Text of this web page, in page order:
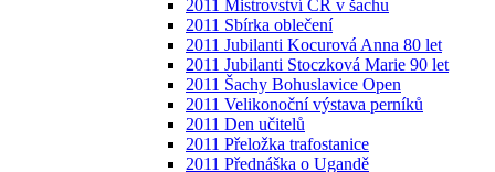
2011 Mistrovství ČR v šachu
2011 Sbírka oblečení
2011 Jubilanti Kocurová Anna 80 let
2011 Jubilanti Stoczková Marie 90 let
2011 Šachy Bohuslavice Open
2011 Velikonoční výstava perníků
2011 Den učitelů
2011 Přeložka trafostanice
2011 Přednáška o Ugandě